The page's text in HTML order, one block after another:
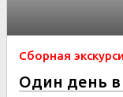
Сборная
Один день в